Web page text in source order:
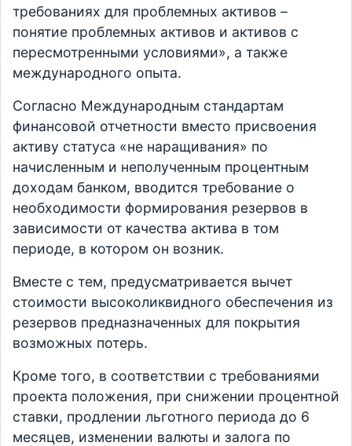
требованиях для проблемных активов –
понятие проблемных активов и активов с
пересмотренными условиями», а также
международного опыта.
Согласно Международным стандартам
финансовой отчетности вместо присвоения
активу статуса «не наращивания» по
начисленным и неполученным процентным
доходам банком, вводится требование о
необходимости формирования резервов в
зависимости от качества актива в том
периоде, в котором он возник.
Вместе с тем, предусматривается вычет
стоимости высоколиквидного обеспечения из
резервов предназначенных для покрытия
возможных потерь.
Кроме того, в соответствии с требованиями
проекта положения, при снижении процентной
ставки, продлении льготного периода до 6
месяцев, изменении валюты и залога по